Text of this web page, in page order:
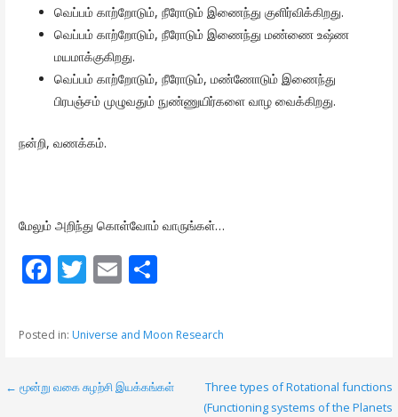
வெப்பம் காற்றோடும், நீரோடும் இணைந்து குளிர்விக்கிறது.
வெப்பம் காற்றோடும், நீரோடும் இணைந்து மண்ணை உஷ்ண
மயமாக்குகிறது.
வெப்பம் காற்றோடும், நீரோடும், மண்ணோடும் இணைந்து
பிரபஞ்சம் முழுவதும் நுண்ணுயிர்களை வாழ வைக்கிறது.
நன்றி, வணக்கம்.
மேலும் அறிந்து கொள்வோம் வாருங்கள்…
F
e
o
T
itt
E
ai
S
ar
Posted in: Universe and Moon Research
P
← மூன்று வகை சுழற்சி இயக்கங்கள்
Three types of Rotational functions
(Functioning systems of the Planets